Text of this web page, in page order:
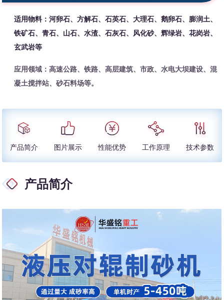
适用物料：河卵石、方解石、石英石、大理石、鹅卵石、膨润土、
铁矿石、青石、山石、水渣、石灰石、风化砂、辉绿岩、花岗岩、
玄武岩等
应用领域：高速公路、铁路、高层建筑、市政、水电大坝建设、混
凝土搅拌站、砂石料场等。
产品简介 图片展示 性能优势 工作原理 技术参数
产品简介